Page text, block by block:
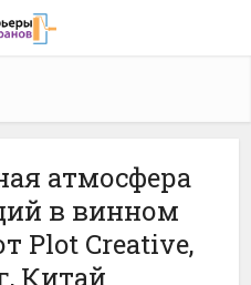
атмосфера
в винном
Plot Creative,
Китай